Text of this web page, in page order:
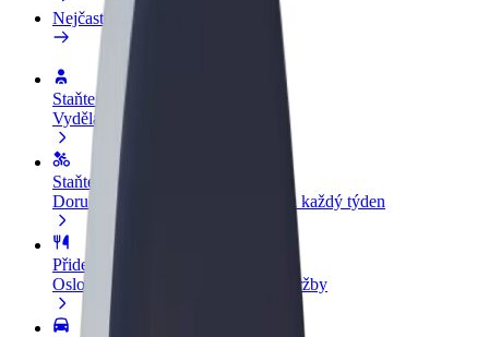
Nejčastější otázky
Staňte se řidičem
Vydělávejte podle sebe
Staňte se kurýrem
Doručujte jídlo a dostávejte výplatu každý týden
Přidejte restauraci nebo obchod
Oslovte více zákazníků a zvyšte si tržby